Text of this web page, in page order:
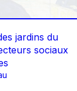
jardins du
sociaux